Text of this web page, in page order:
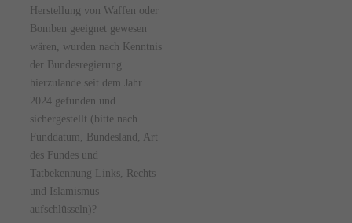
Herstellung von Waffen oder
Bomben geeignet gewesen
wären, wurden nach Kenntnis
der Bundesregierung
hierzulande seit dem Jahr
2024 gefunden und
sichergestellt (bitte nach
Funddatum, Bundesland, Art
des Fundes und
Tatbekennung Links, Rechts
und Islamismus
aufschlüsseln)?